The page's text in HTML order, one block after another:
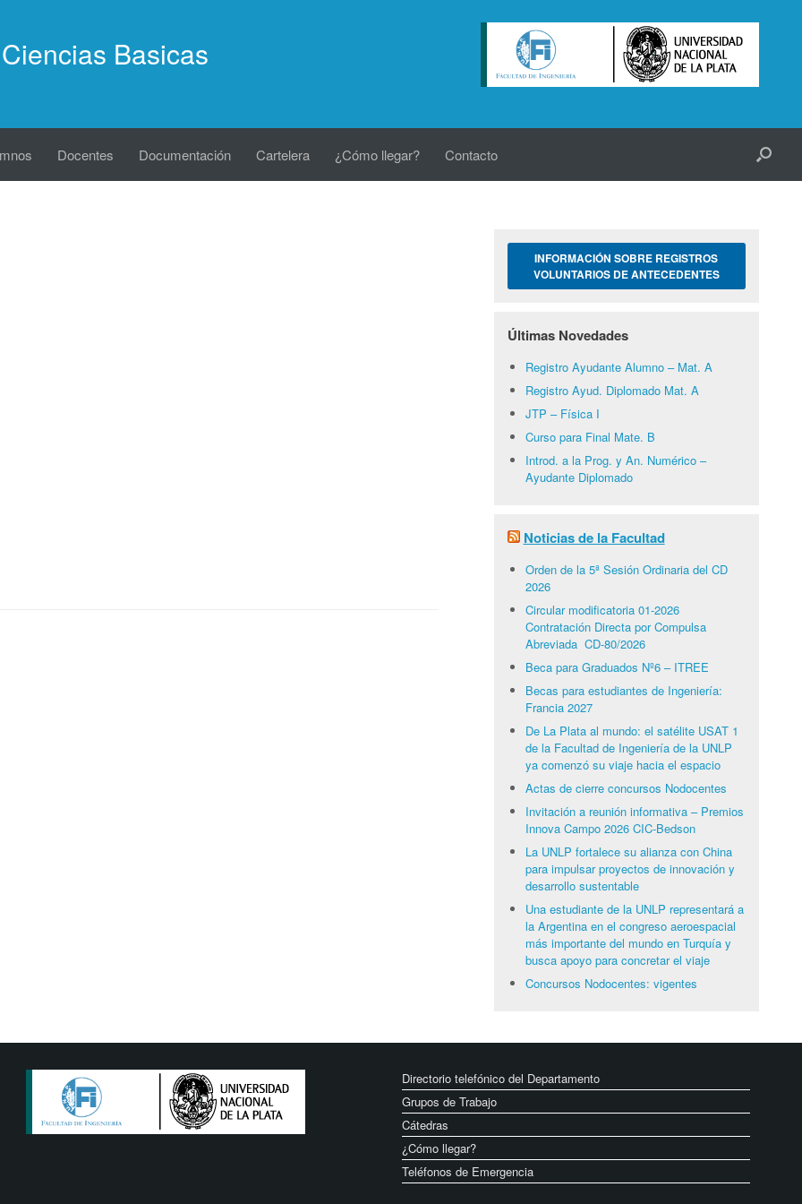
Basicas
Docentes Documentación Cartelera ¿Cómo llegar? Contacto
INFORMACIÓN SOBRE REGISTROS
VOLUNTARIOS DE ANTECEDENTES
Últimas Novedades
Registro Ayudante Alumno – Mat. A
Registro Ayud. Diplomado Mat. A
JTP – Física I
Curso para Final Mate. B
Introd. a la Prog. y An. Numérico –
Ayudante Diplomado
Noticias de la Facultad
Orden de la 5ª Sesión Ordinaria del CD
2026
Circular modificatoria 01-2026
Contratación Directa por Compulsa
Abreviada CD-80/2026
Beca para Graduados Nº6 – ITREE
Becas para estudiantes de Ingeniería:
Francia 2027
De La Plata al mundo: el satélite USAT 1
de la Facultad de Ingeniería de la UNLP
ya comenzó su viaje hacia el espacio
Actas de cierre concursos Nodocentes
Invitación a reunión informativa – Premios
Innova Campo 2026 CIC-Bedson
La UNLP fortalece su alianza con China
para impulsar proyectos de innovación y
desarrollo sustentable
Una estudiante de la UNLP representará a
la Argentina en el congreso aeroespacial
más importante del mundo en Turquía y
busca apoyo para concretar el viaje
Concursos Nodocentes: vigentes
Directorio telefónico del Departamento
Grupos de Trabajo
Cátedras
¿Cómo llegar?
Teléfonos de Emergencia